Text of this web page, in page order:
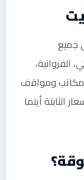
جميع
الفروانية،
ومكاتب ومواقف
أينما